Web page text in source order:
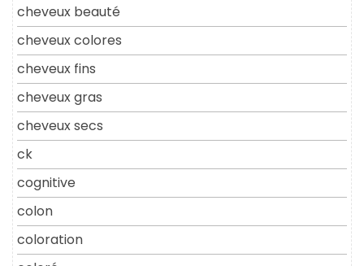
cheveux beauté
cheveux colores
cheveux fins
cheveux gras
cheveux secs
ck
cognitive
colon
coloration